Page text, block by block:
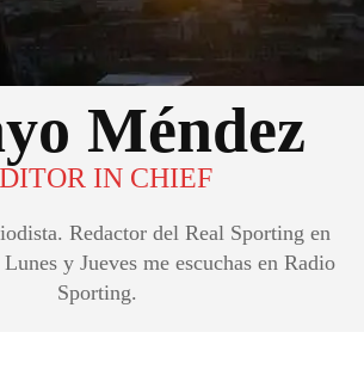
Méndez
IN CHIEF
Redactor del Real Sporting en
y Jueves me escuchas en Radio
Sporting.